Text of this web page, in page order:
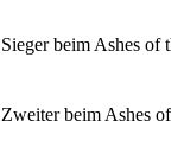
Sieger beim Ashes
Zweiter beim Ashes